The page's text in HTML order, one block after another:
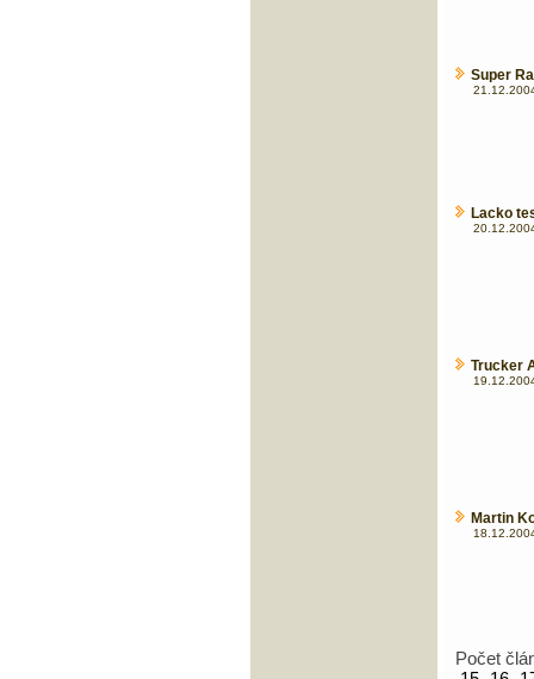
Super
Lacko
Trucker
Martin
Počet